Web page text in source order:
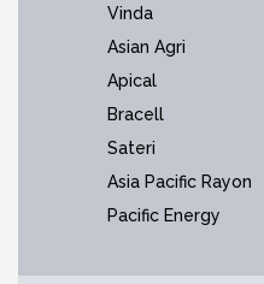
Vinda
Asian Agri
Apical
Bracell
Sateri
Asia Pacific Rayon
Pacific Energy